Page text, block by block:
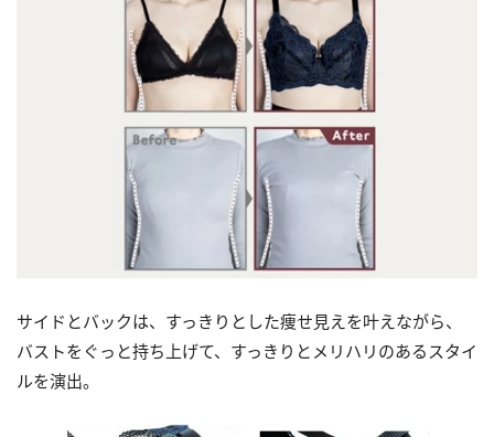
サイドとバックは、すっきりとした痩せ見えを叶えながら、
バストをぐっと持ち上げて、すっきりとメリハリのあるスタイ
ルを演出。